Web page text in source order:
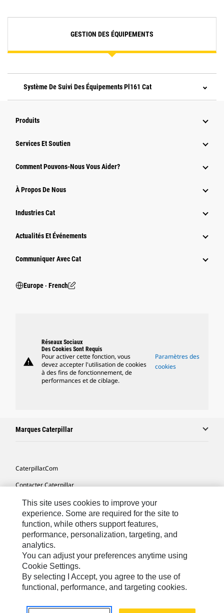
GESTION DES ÉQUIPEMENTS
Système De Suivi Des Équipements Pl161 Cat
Produits
Services Et Soutien
Comment Pouvons-Nous Vous Aider?
À Propos De Nous
Industries Cat
Actualités Et Événements
Communiquer Avec Cat
Europe ‧ French
warning
Réseaux Sociaux
Des Cookies Sont Requis
Pour activer cette fonction, vous
devez accepter l'utilisation de cookies
à des fins de fonctionnement, de
performances et de ciblage.
Paramètres des
cookies
Marques Caterpillar
Caterpillar.com
Contacter Caterpillar
Mes Préférences Marketing
Plan Du Site
Cookie Settings
Légales
Confidentialité
Europe - Français© 2026 Caterpillar. Tous droits réservés.
This site uses cookies to improve your
experience. Some are required for the site to
function, while others support features,
performance, personalization, targeting, and
analytics.
You can adjust your preferences anytime using
Cookie Settings.
By selecting I Accept, you agree to the use of
functional, performance, and targeting cookies.